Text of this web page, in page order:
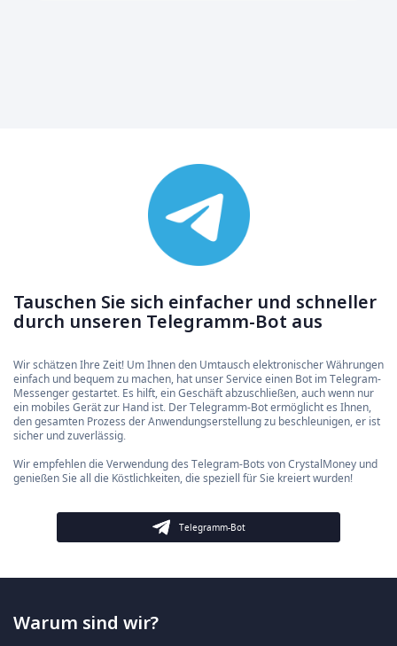
Tauschen Sie sich einfacher und schneller
durch unseren Telegramm-Bot aus
Wir schätzen Ihre Zeit! Um Ihnen den Umtausch elektronischer Währungen
einfach und bequem zu machen, hat unser Service einen Bot im Telegram-
Messenger gestartet. Es hilft, ein Geschäft abzuschließen, auch wenn nur
ein mobiles Gerät zur Hand ist. Der Telegramm-Bot ermöglicht es Ihnen,
den gesamten Prozess der Anwendungserstellung zu beschleunigen, er ist
sicher und zuverlässig.
Wir empfehlen die Verwendung des Telegram-Bots von CrystalMoney und
genießen Sie all die Köstlichkeiten, die speziell für Sie kreiert wurden!
Telegramm-Bot
Warum sind wir?